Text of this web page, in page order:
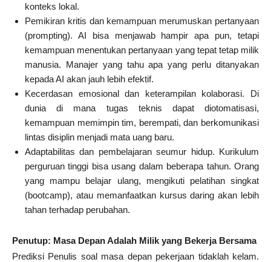
konteks lokal.
Pemikiran kritis dan kemampuan merumuskan pertanyaan
(prompting). AI bisa menjawab hampir apa pun, tetapi
kemampuan menentukan pertanyaan yang tepat tetap milik
manusia. Manajer yang tahu apa yang perlu ditanyakan
kepada AI akan jauh lebih efektif.
Kecerdasan emosional dan keterampilan kolaborasi. Di
dunia di mana tugas teknis dapat diotomatisasi,
kemampuan memimpin tim, berempati, dan berkomunikasi
lintas disiplin menjadi mata uang baru.
Adaptabilitas dan pembelajaran seumur hidup. Kurikulum
perguruan tinggi bisa usang dalam beberapa tahun. Orang
yang mampu belajar ulang, mengikuti pelatihan singkat
(bootcamp), atau memanfaatkan kursus daring akan lebih
tahan terhadap perubahan.
Penutup: Masa Depan Adalah Milik yang Bekerja Bersama
Prediksi Penulis soal masa depan pekerjaan tidaklah kelam.